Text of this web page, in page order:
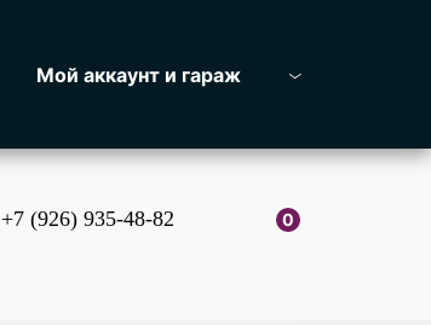
Мой аккаунт и гараж
+7 (926) 935-48-82 0